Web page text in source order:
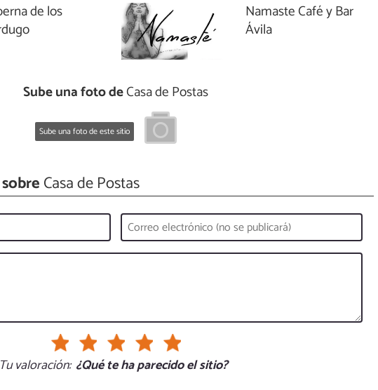
de los
Namaste Café y Bar
Ávila
Sube una foto deCasa de Postas
Sube una foto de este sitio
Casa de Postas
Tu valoración: ¿Qué te ha parecido el sitio?